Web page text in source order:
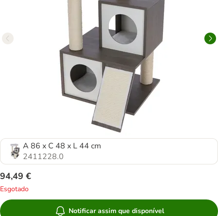
A 86 x C 48 x L 44 cm
2411228.0
94,49 €
Esgotado
Notificar assim que disponível